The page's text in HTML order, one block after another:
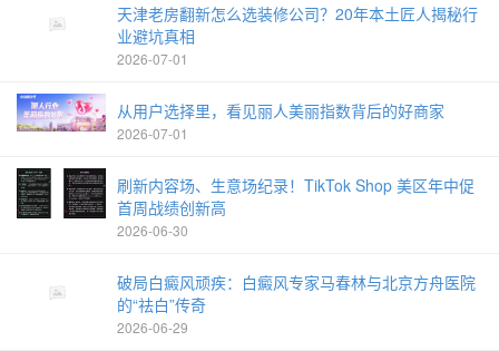
天津老房翻新怎么选装修公司？20年本土匠人揭秘行
业避坑真相
2026-07-01
从用户选择里，看见丽人美丽指数背后的好商家
2026-07-01
刷新内容场、生意场纪录！TikTok Shop 美区年中促
首周战绩创新高
2026-06-30
破局白癜风顽疾：白癜风专家马春林与北京方舟医院
的“祛白”传奇
2026-06-29